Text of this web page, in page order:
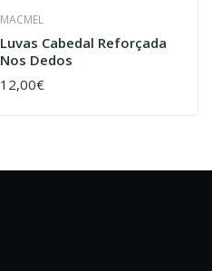
MACMEL
Luvas Cabedal Reforçada
Nos Dedos
12,00€
COMPRAR